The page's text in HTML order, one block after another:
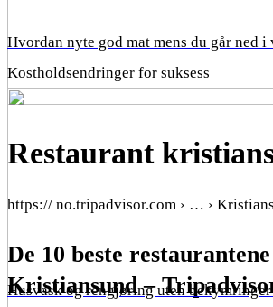
Hvordan nyte god mat mens du går ned i
Kostholdsendringer for suksess
Husvask og rengjøring uten
Restaurant
https:// no.tripadvisor.com › … ›
De 10 beste
Kristiansund –